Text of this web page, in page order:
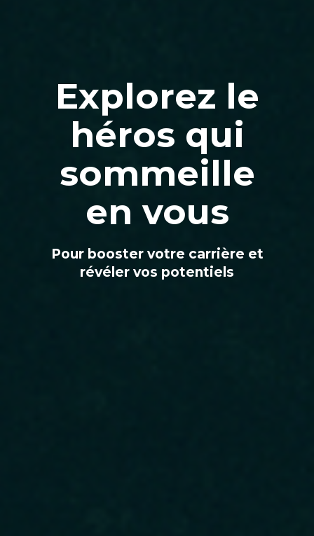
Explorez le
héros qui
sommeille
en vous
Pour booster votre carrière et
révéler vos potentiels